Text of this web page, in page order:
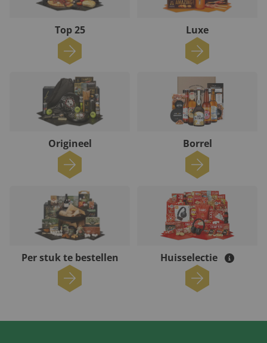
Top 25 Luxe
Origineel Borrel
Per stuk te bestellen Huisselectie